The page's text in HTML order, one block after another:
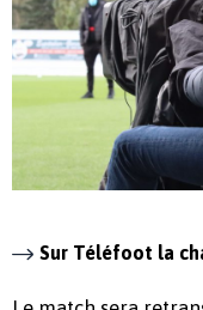
Sur Téléfoot la